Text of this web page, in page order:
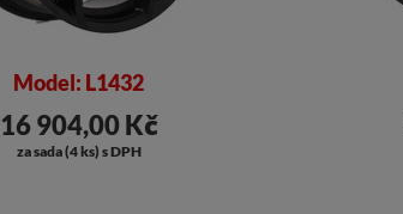
Model: L1432
16 904,00 Kč
za sada (4 ks) s DPH